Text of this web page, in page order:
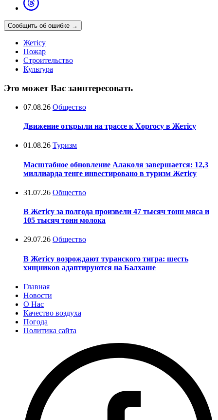
Сообщить об ошибке →
Жетісу
Пожар
Строительство
Культура
Это может Вас заинтересовать
07.08.26 Общество
Движение открыли на трассе к Хоргосу в Жетісу
01.08.26 Туризм
Масштабное обновление Алаколя завершается: 12,3
миллиарда тенге инвестировано в туризм Жетісу
31.07.26 Общество
В Жетісу за полгода произвели 47 тысяч тонн мяса и
105 тысяч тонн молока
29.07.26 Общество
В Жетісу возрождают туранского тигра: шесть
хищников адаптируются на Балхаше
Главная
Новости
О Нас
Качество воздуха
Погода
Политика сайта